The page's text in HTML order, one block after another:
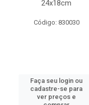
24x18cm
Código: 830030
Faça seu login ou
cadastre-se para
ver preços e